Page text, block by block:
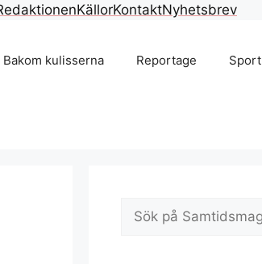
KällorKontaktNyhetsbrev
Bakom kulisserna Reportage Sport
Sök